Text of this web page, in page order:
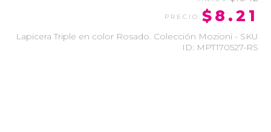
$8.21
Lapicera Triple en color Rosado. Colección Mozioni - SKU
ID: MPT170527-RS